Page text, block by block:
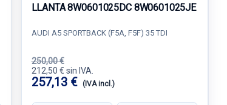
LLANTA 8W0601025DC 8W0601025JE
AUDI A5 SPORTBACK (F5A, F5F) 35 TDI
250,00 €
212,50 € sin IVA.
257,13 € (IVA incl.)